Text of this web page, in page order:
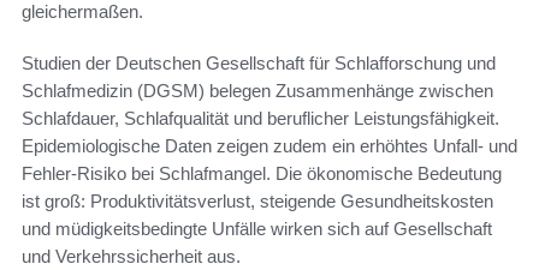
gleichermaßen.
Studien der Deutschen Gesellschaft für Schlafforschung und
Schlafmedizin (DGSM) belegen Zusammenhänge zwischen
Schlafdauer, Schlafqualität und beruflicher Leistungsfähigkeit.
Epidemiologische Daten zeigen zudem ein erhöhtes Unfall- und
Fehler‑Risiko bei Schlafmangel. Die ökonomische Bedeutung
ist groß: Produktivitätsverlust, steigende Gesundheitskosten
und müdigkeitsbedingte Unfälle wirken sich auf Gesellschaft
und Verkehrssicherheit aus.